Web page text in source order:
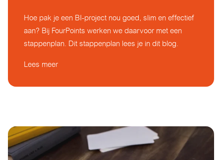
Hoe pak je een BI-project nou goed, slim en effectief
aan? Bij FourPoints werken we daarvoor met een
stappenplan. Dit stappenplan lees je in dit blog.
Lees meer